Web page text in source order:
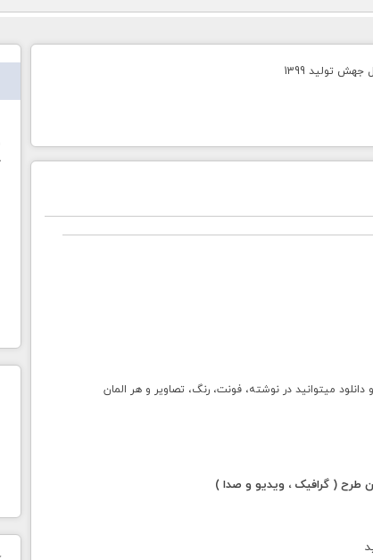
میتوانید در نوشته، فونت، رنگ، تصاویر و هر المان
( گرافیک ، ویدیو و صدا )